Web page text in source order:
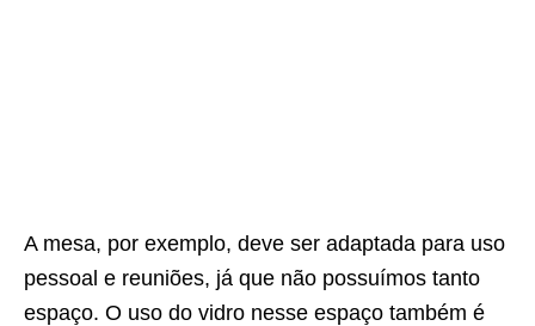
A mesa, por exemplo, deve ser adaptada para uso
pessoal e reuniões, já que não possuímos tanto
espaço. O uso do vidro nesse espaço também é